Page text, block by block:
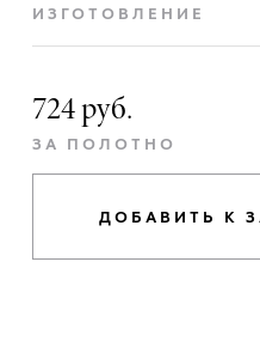
ИЗГОТОВЛЕНИЕ
724 руб.
ЗА ПОЛОТНО
ДОБАВИТЬ К